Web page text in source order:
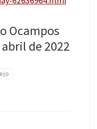
Ocampos
de 2022